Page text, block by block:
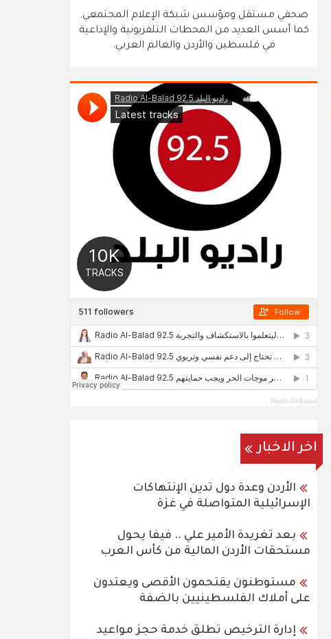
صحفي مستقل ومؤسس شبكة الإعلام المجتمعي.
كما أسس العديد من المحطات التلفزيونية والإذاعية
في فلسطين والأردن والعالم العربي.
Radio Al-Balad
اخر الاخبار
الأردن وعدة دول تدين الإنتهاكات
الإسرائيلية المتواصلة في غزة
بعد تغريدة الأمير علي .. فيفا يحول
مستحقات الأردن المالية من كأس العرب
مستوطنون يقتحمون الأقصى ويعتدون
على أملاك الفلسطينيين بالضفة
إدارة الترخيص تطلق خدمة حجز مواعيد